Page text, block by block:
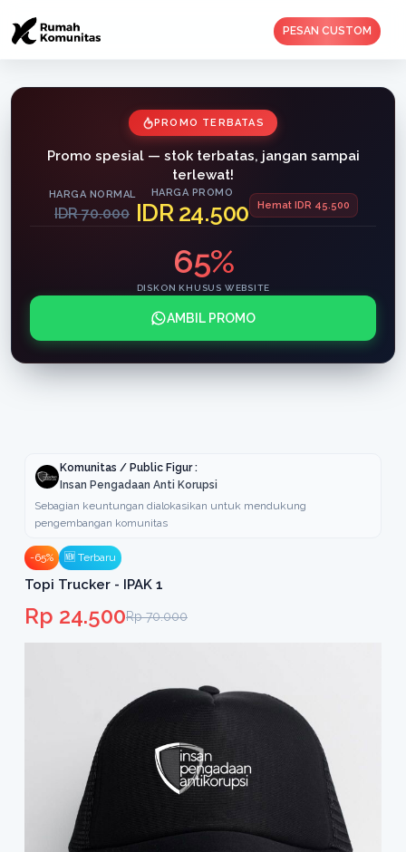
PESAN CUSTOM
PROMO TERBATAS
Promo spesial — stok terbatas, jangan sampai
terlewat!
HARGA NORMAL
IDR 70.000
HARGA PROMO
IDR 24.500 Hemat IDR 45.500
65%
DISKON KHUSUS WEBSITE
AMBIL PROMO
Komunitas / Public Figur :
Insan Pengadaan Anti Korupsi
Sebagian keuntungan dialokasikan untuk mendukung
pengembangan komunitas
-65% 🆕 Terbaru
Topi Trucker - IPAK 1
Rp 24.500Rp 70.000